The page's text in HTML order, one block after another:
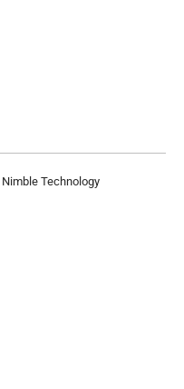
Nimble Technology